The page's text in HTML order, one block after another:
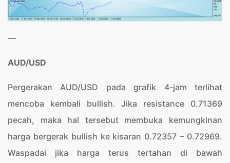
—
AUD/USD
Pergerakan AUD/USD pada grafik 4-jam terlihat
mencoba kembali bullish. Jika resistance 0.71369
pecah, maka hal tersebut membuka kemungkinan
harga bergerak bullish ke kisaran 0.72357 – 0.72969.
Waspadai jika harga terus tertahan di bawah